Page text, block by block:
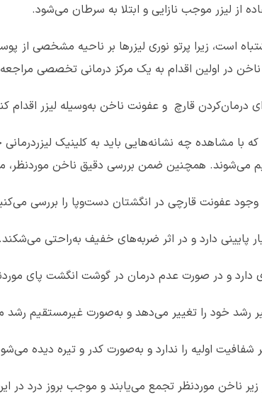
از لیزر موجب نازایی و ابتلا به سرطان می‌شود.
است، زیرا پرتو نوری لیزرها بر ناحیه مشخصی
ناخن در اولین اقدام به یک مرکز درمانی تخصصی
درمان‌کردن قارچ و عفونت ناخن به‌وسیله لیزر اقدام
با مشاهده چه نشانه‌هایی باید به کلینیک
می‌شوند. همچنین ضمن بررسی دقیق ناخن موردنظر،
وجود عفونت قارچی در انگشتان دست‌وپا را بررسی
پایینی دارد و در اثر ضربه‌های خفیف به‌راحتی می‌شکند.
دارد و در صورت عدم درمان در گوشت انگشت پای
رشد خود را تغییر می‌دهد و به‌صورت غیرمستقیم رشد
اولیه را ندارد و به‌صورت کدر و تیره دیده
زیر ناخن موردنظر تجمع می‌یابند و موجب بروز درد در